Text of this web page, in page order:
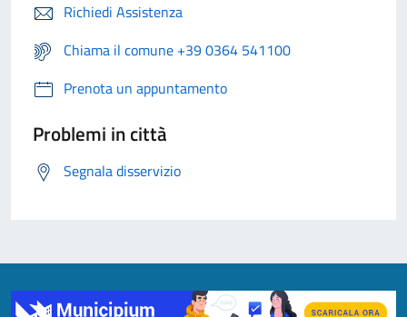
Richiedi Assistenza
Chiama il comune +39 0364 541100
Prenota un appuntamento
Problemi in città
Segnala disservizio